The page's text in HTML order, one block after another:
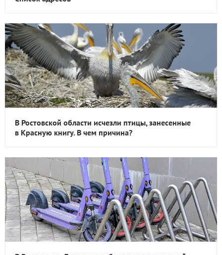
В Ростовской области исчезли птицы, занесенные
в Красную книгу. В чем причина?